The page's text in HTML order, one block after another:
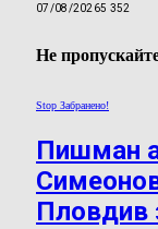
07/08/20265 352
Не
Stop Забранено!
Пишман
Пловдив